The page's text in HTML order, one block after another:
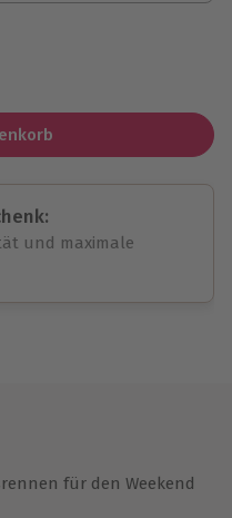
und maximale
für den Weekend